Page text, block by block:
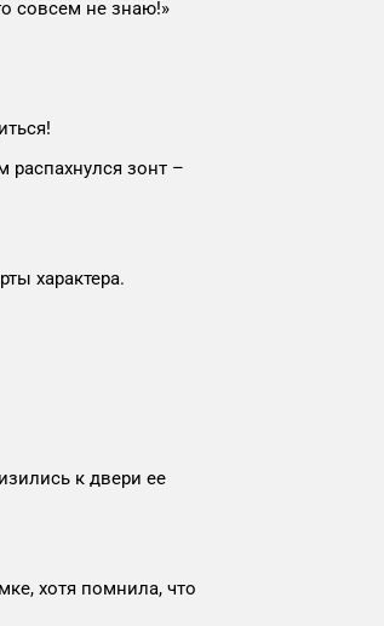
совсем не знаю!»
зонт –
характера.
к двери ее
хотя помнила, что